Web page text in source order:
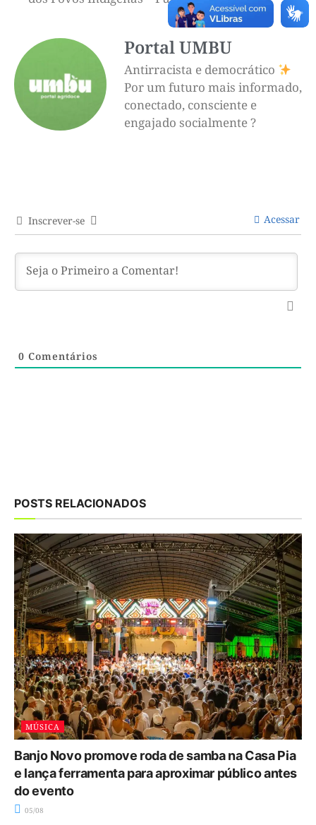
Portal UMBU
Antirracista e democrático
Por um futuro mais informado,
conectado, consciente e
engajado socialmente ?
Inscrever-se Acessar
0 Comentários
POSTS RELACIONADOS
MÚSICA
Banjo Novo promove roda de samba na Casa Pia
e lança ferramenta para aproximar público antes
do evento
05/08